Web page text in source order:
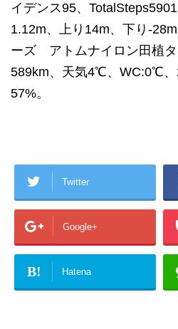
イデンス95、
1.12m、上り14m、下り-
ーズ アトムナイロン田植
589km、天気4℃、WC:0℃、
57%。
Twitter
Google+
B! Hatena